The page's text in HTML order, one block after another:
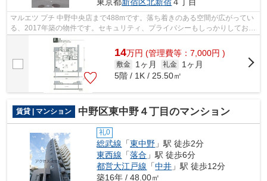
マルエツ プチ 中野中央店まで488mです。落ち着きのある空間が広がってい
る、2017年築の物件です。セキュリティ、プライバシーもしっかりしており
安心なマンションです。新宿区エリア...
14万円 (管理費等：7,000円 )
敷金 1ヶ月 礼金
1ヶ月
5階 / 1K / 25.50㎡
賃貸 | マンション 中野区東中野４丁目のマンション
礼0
総武線 「東中野 」駅 徒歩2分
東西線 「落合 」駅 徒歩6分
都営大江戸線 「中井 」駅 徒歩12分
築16年 / 48.00㎡